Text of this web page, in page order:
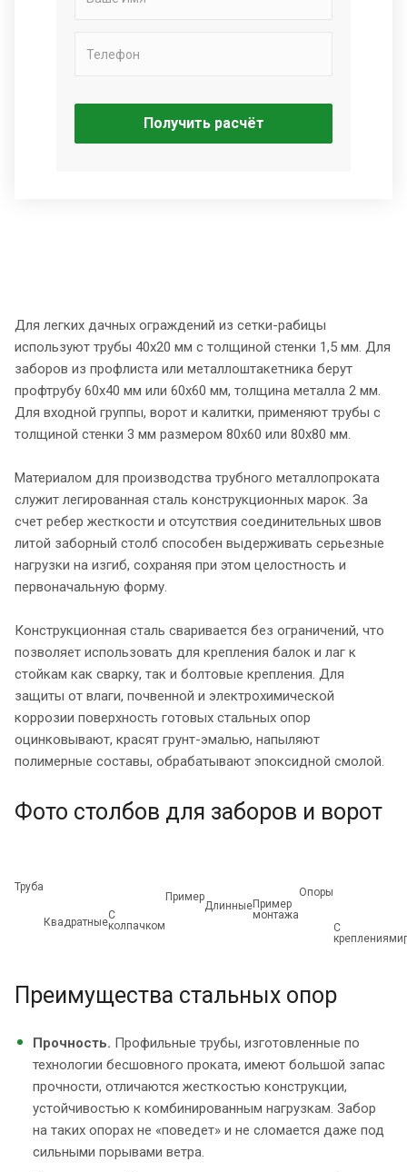
Получить расчёт
Для легких дачных ограждений из сетки-рабицы
используют трубы 40х20 мм с толщиной стенки 1,5 мм. Для
заборов из профлиста или металлоштакетника берут
профтрубу 60х40 мм или 60х60 мм, толщина металла 2 мм.
Для входной группы, ворот и калитки, применяют трубы с
толщиной стенки 3 мм размером 80х60 или 80х80 мм.
Материалом для производства трубного металлопроката
служит легированная сталь конструкционных марок. За
счет ребер жесткости и отсутствия соединительных швов
литой заборный столб способен выдерживать серьезные
нагрузки на изгиб, сохраняя при этом целостность и
первоначальную форму.
Конструкционная сталь сваривается без ограничений, что
позволяет использовать для крепления балок и лаг к
стойкам как сварку, так и болтовые крепления. Для
защиты от влаги, почвенной и электрохимической
коррозии поверхность готовых стальных опор
оцинковывают, красят грунт-эмалью, напыляют
полимерные составы, обрабатывают эпоксидной смолой.
Фото столбов для заборов и ворот
Труба
Квадратные
С
колпачком
Пример
ДлинныеПример
монтажа
Опоры
С
креплениями
Преимущества стальных опор
Прочность. Профильные трубы, изготовленные по
технологии бесшовного проката, имеют большой запас
прочности, отличаются жесткостью конструкции,
устойчивостью к комбинированным нагрузкам. Забор
на таких опорах не «поведет» и не сломается даже под
сильными порывами ветра.